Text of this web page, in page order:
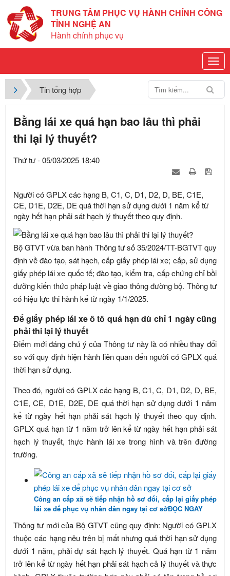
TRUNG TÂM PHỤC VỤ HÀNH CHÍNH CÔNG
TỈNH NGHỆ AN
Hành chính phục vụ
Tin tổng hợp
Bằng lái xe quá hạn bao lâu thì phải
thi lại lý thuyết?
Thứ tư - 05/03/2025 18:40
Người có GPLX các hạng B, C1, C, D1, D2, D, BE, C1E,
CE, D1E, D2E, DE quá thời hạn sử dụng dưới 1 năm kể từ
ngày hết hạn phải sát hạch lý thuyết theo quy định.
Bộ GTVT vừa ban hành Thông tư số 35/2024/TT-BGTVT quy
định về đào tạo, sát hạch, cấp giấy phép lái xe; cấp, sử dụng
giấy phép lái xe quốc tế; đào tạo, kiểm tra, cấp chứng chỉ bồi
dưỡng kiến thức pháp luật về giao thông đường bộ. Thông tư
có hiệu lực thi hành kế từ ngày 1/1/2025.
Để giấy phép lái xe ô tô quá hạn dù chỉ 1 ngày cũng
phải thi lại lý thuyết
Điểm mới đáng chú ý của Thông tư này là có nhiều thay đổi
so với quy định hiện hành liên quan đến người có GPLX quá
thời hạn sử dụng.
Theo đó, người có GPLX các hạng B, C1, C, D1, D2, D, BE,
C1E, CE, D1E, D2E, DE quá thời hạn sử dụng dưới 1 năm
kể từ ngày hết hạn phải sát hạch lý thuyết theo quy định.
GPLX quá hạn từ 1 năm trở lên kể từ ngày hết hạn phải sát
hạch lý thuyết, thực hành lái xe trong hình và trên đường
trường.
Công an cấp xã sẽ tiếp nhận hồ sơ đổi, cấp lại giấy phép
lái xe để phục vụ nhân dân ngay tại cơ sởĐỌC NGAY
Thông tư mới của Bộ GTVT cũng quy định: Người có GPLX
thuộc các hạng nêu trên bị mất nhưng quá thời hạn sử dụng
dưới 1 năm, phải dự sát hạch lý thuyết. Quá hạn từ 1 năm
trở lên kể từ ngày hết hạn phải sát hạch cả lý thuyết và thực